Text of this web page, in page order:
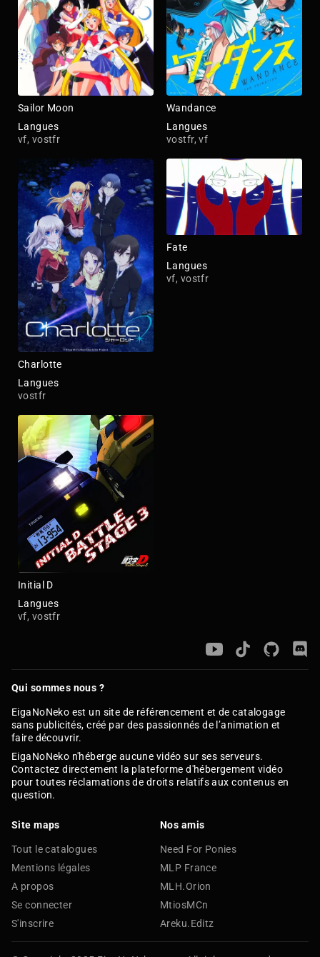
Sailor Moon
Langues
vf, vostfr
Wandance
Langues
vostfr, vf
Charlotte
Langues
vostfr
Fate
Langues
vf, vostfr
Initial D
Langues
vf, vostfr
Qui sommes nous ?
EigaNoNeko est un site de référencement et de catalogage
sans publicités, créé par des passionnés de l’animation et
faire découvrir.
EigaNoNeko n'héberge aucune vidéo sur ses serveurs.
Contactez directement la plateforme d'hébergement vidéo
pour toutes réclamations de droits relatifs aux contenus en
question.
Site maps
Tout le catalogues
Mentions légales
A propos
Se connecter
S'inscrire
Nos amis
Need For Ponies
MLP France
MLH.Orion
MtiosMCn
Areku.Editz